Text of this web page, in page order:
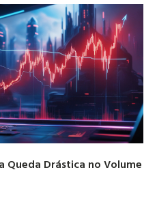
Queda Drástica no Volume